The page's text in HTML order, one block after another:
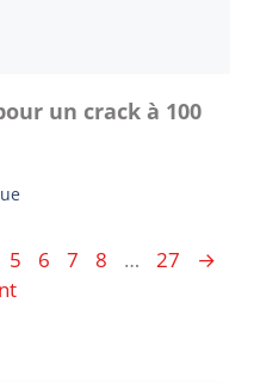
un crack à 100
Page
5 Page
6 Page
7 Page
8 … Page
27
→